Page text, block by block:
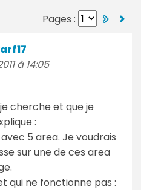
Pages :
à 14:05
cherche et que je
:
5 area. Je voudrais
sur une de ces area
qui ne fonctionne pas :